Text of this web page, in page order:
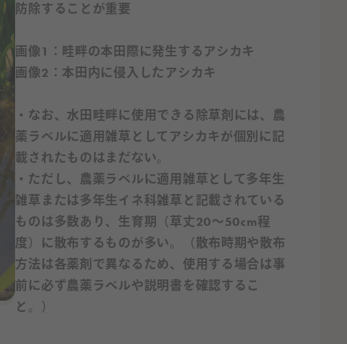
防除することが重要
画像1：畦畔の本田際に発生するアシカキ
画像2：本田内に侵入したアシカキ
・なお、水田畦畔に使用できる除草剤には、農
薬ラベルに適用雑草としてアシカキが個別に記
載されたものはまだない。
・ただし、農薬ラベルに適用雑草として多年生
雑草または多年生イネ科雑草と記載されている
ものは多数あり、生育期（草丈20～50cm程
度）に散布するものが多い。（散布時期や散布
方法は各薬剤で異なるため、使用する場合は事
前に必ず農薬ラベルや説明書を確認するこ
と。）